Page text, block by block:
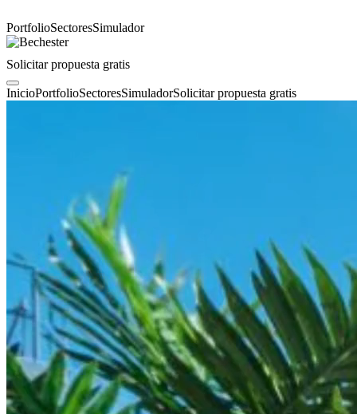
PortfolioSectoresSimulador
Solicitar propuesta gratis
InicioPortfolioSectoresSimuladorSolicitar propuesta gratis